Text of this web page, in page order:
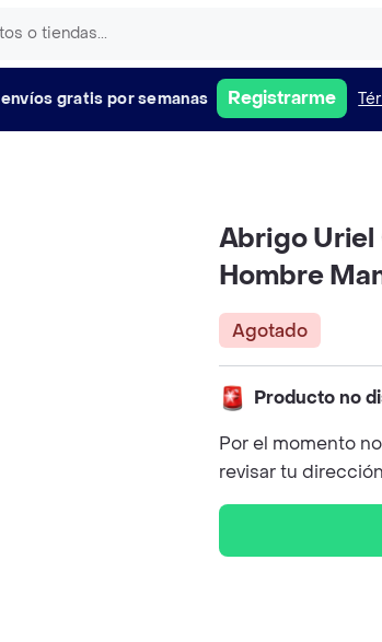
envíos gratis por semanas Registrarme
Abrigo Uriel
Hombre
Agotado
Producto no
Por el momento
revisar tu